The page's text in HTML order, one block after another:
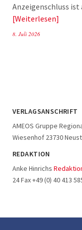
Anzeigenschluss
Weiterlesen
8. Juli 2026
VERLAGSANSCHRIFT
AMEOS Gruppe
Wiesenhof 23730
REDAKTION
Anke Hinrichs
24 Fax +49 (0) 40 413